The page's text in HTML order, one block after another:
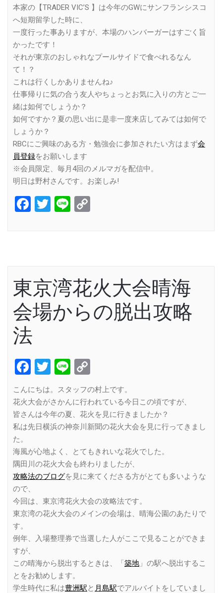
本家の【TRADER VIC’S 】は今年のGWにサンフランシスコ
へ短期留学した時に、
一度行った事ありますが、本場のハンバーガーはすごく旨
かったです！
それが東京のおしゃれなプールサイドで食べれるなん
て！？
これは行くしかありませんね♪
仕事帰りに気の合う友人やちょっとお気に入りの方とご一
緒は如何でしょうか？
如何ですか？夏の思い出に是非一度来店してみては如何で
しょうか？
RBCにご興味のある方・勉強会に参加されたい方はまず会
員登録をお願いします
※会員限定、毎月4回のメルマガを配信中。
明日は野村さんです。お楽しみ!
Facebook
Twitter
Line
東京湾花火大会晴海
会場からの脱出攻略
法
Facebook
Twitter
Line
Link
こんにちは。スタッフの村上です。
花火大会がさかんに行われている今日この頃ですが、
皆さんは今年の夏、花火を見に行きましたか？
私は先日横浜の神奈川新聞の花火大会を見に行ってきまし
た。
海風が心地よく、とてもきれいな花火でした。
隅田川の花火大会も終わりましたが、
攻略法のブログを見に来てくださる方がとても多いような
ので、
今回は、東京湾花火大会の攻略法です。
東京湾の花火大会のメインの会場は、晴海公園のあたりで
す。
例年、入場整理券で当選した人がここで見ることができま
すが、
この晴海から脱出するときは、「築地 」の駅へ脱出するこ
とをお勧めします。
学生時代に私は豊洲駅と 月島駅でアルバイトをしていまし